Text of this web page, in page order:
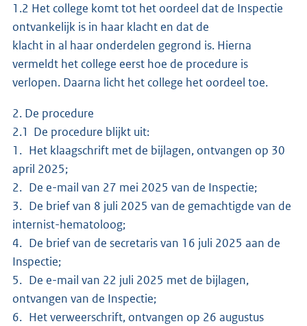
1.2 Het college komt tot het oordeel dat de Inspectie
ontvankelijk is in haar klacht en dat de
klacht in al haar onderdelen gegrond is. Hierna
vermeldt het college eerst hoe de procedure is
verlopen. Daarna licht het college het oordeel toe.
2. De procedure
2.1 De procedure blijkt uit:
1. Het klaagschrift met de bijlagen, ontvangen op 30
april 2025;
2. De e-mail van 27 mei 2025 van de Inspectie;
3. De brief van 8 juli 2025 van de gemachtigde van de
internist-hematoloog;
4. De brief van de secretaris van 16 juli 2025 aan de
Inspectie;
5. De e-mail van 22 juli 2025 met de bijlagen,
ontvangen van de Inspectie;
6. Het verweerschrift, ontvangen op 26 augustus